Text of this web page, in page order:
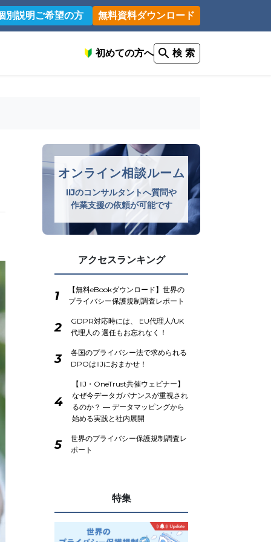
別説明ご希望の方 無料資料ダウンロード
初めての方へ 検 索
オンライン相談ルーム
IIJのコンサルタントへ質問や
作業支援の依頼が可能です
アクセスランキング
1
【無料eBookダウンロード】世界の
プライバシー保護規制調査レポート
2
GDPR対応時には、 EU代理人/UK
代理人の 選任もお忘れなく！
3
各国のプライバシー法で求められる
DPOはIIJにおまかせ！
4
【IIJ・OneTrust共催ウェビナー】
なぜ今データガバナンスが重視され
るのか？ ― データマッピングから
始める実践と社内展開
5
世界のプライバシー保護規制調査レ
ポート
特集